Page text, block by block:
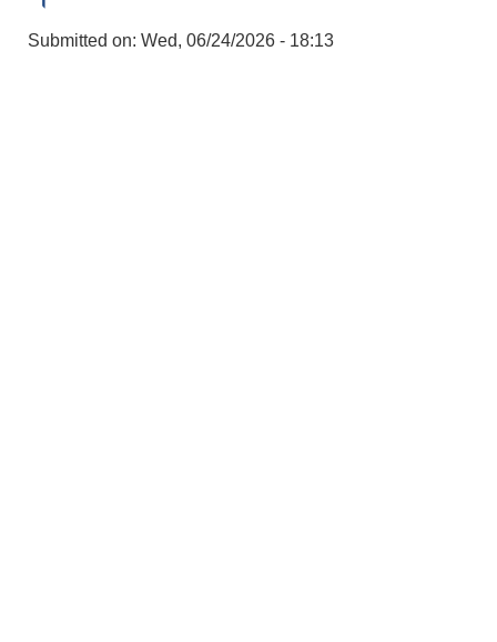
Submitted on: Wed, 06/24/2026 - 18:13